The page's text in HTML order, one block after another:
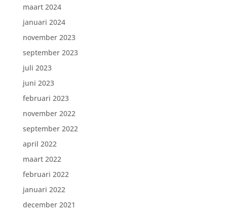
maart 2024
januari 2024
november 2023
september 2023
juli 2023
juni 2023
februari 2023
november 2022
september 2022
april 2022
maart 2022
februari 2022
januari 2022
december 2021